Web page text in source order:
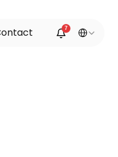
ontact 7Select Language